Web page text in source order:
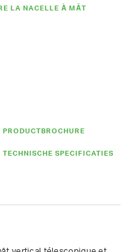
LA NACELLE À MÂT
SPECIFICATIES